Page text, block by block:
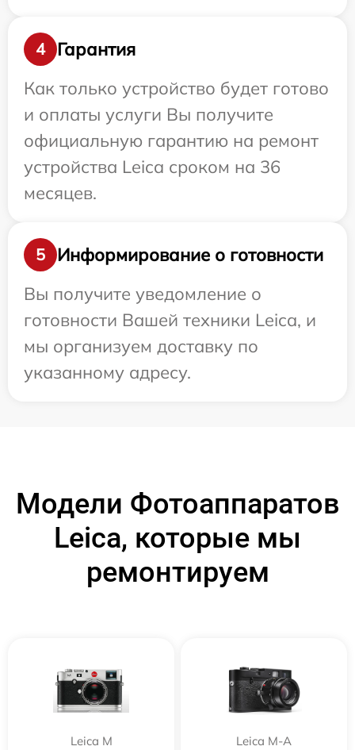
4
Гарантия
Как только устройство будет готово
и оплаты услуги Вы получите
официальную гарантию на ремонт
устройства Leica сроком на 36
месяцев.
5
Информирование о готовности
Вы получите уведомление о
готовности Вашей техники Leica, и
мы организуем доставку по
указанному адресу.
Модели Фотоаппаратов
Leica, которые мы
ремонтируем
Leica M Leica M-A